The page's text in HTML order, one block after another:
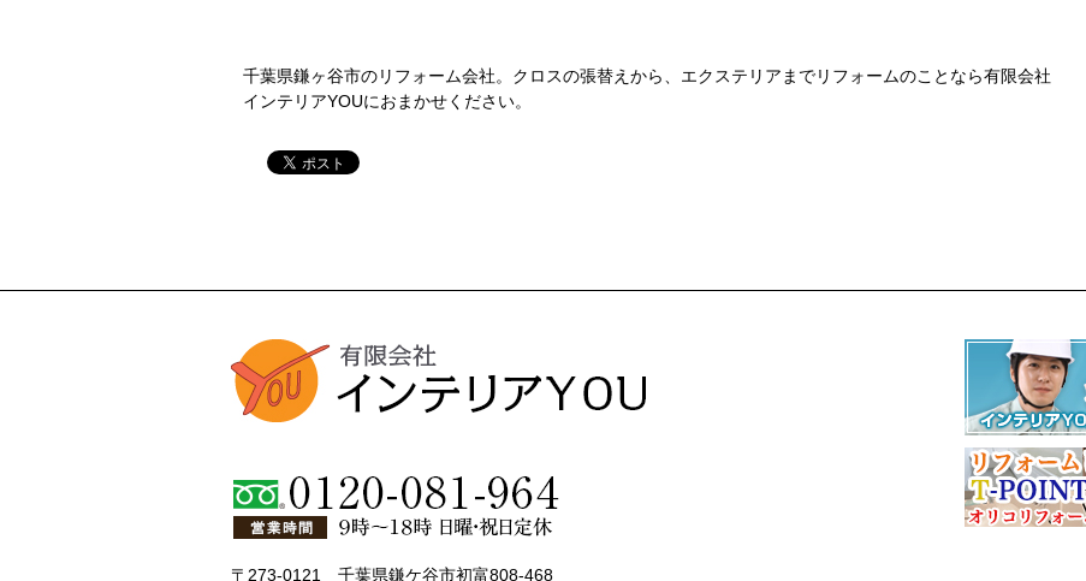
千葉県鎌ヶ谷市のリフォーム会社。クロスの張替えから、エクステリアまでリフォームのことなら有限会社
インテリアYOUにおまかせください。
〒273-0121 千葉県鎌ケ谷市初富808-468